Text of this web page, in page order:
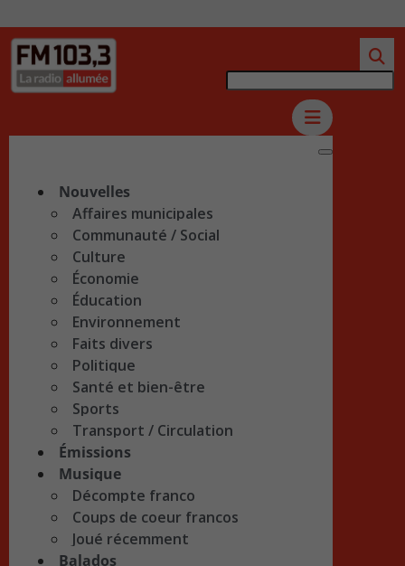
Nouvelles
Affaires municipales
Communauté / Social
Culture
Économie
Éducation
Environnement
Faits divers
Politique
Santé et bien-être
Sports
Transport / Circulation
Émissions
Musique
Décompte franco
Coups de coeur francos
Joué récemment
Balados